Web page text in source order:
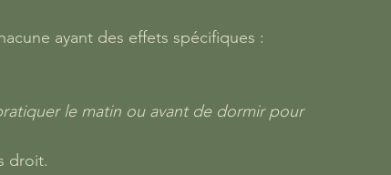
ayant des effets spécifiques :
le matin ou avant de dormir pour
droit.